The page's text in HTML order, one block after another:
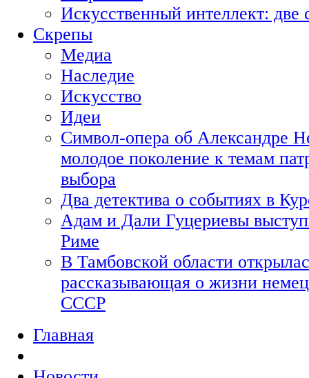
Искусственный интеллект:
Скрепы
Медиа
Наследие
Искусство
Идеи
Символ-опера об Александре
молодое поколение к темам
выбора
Два детектива о событиях в
Адам и Дали Гуцериевы
Риме
В Тамбовской области
рассказывающая о жизни
СССР
Главная